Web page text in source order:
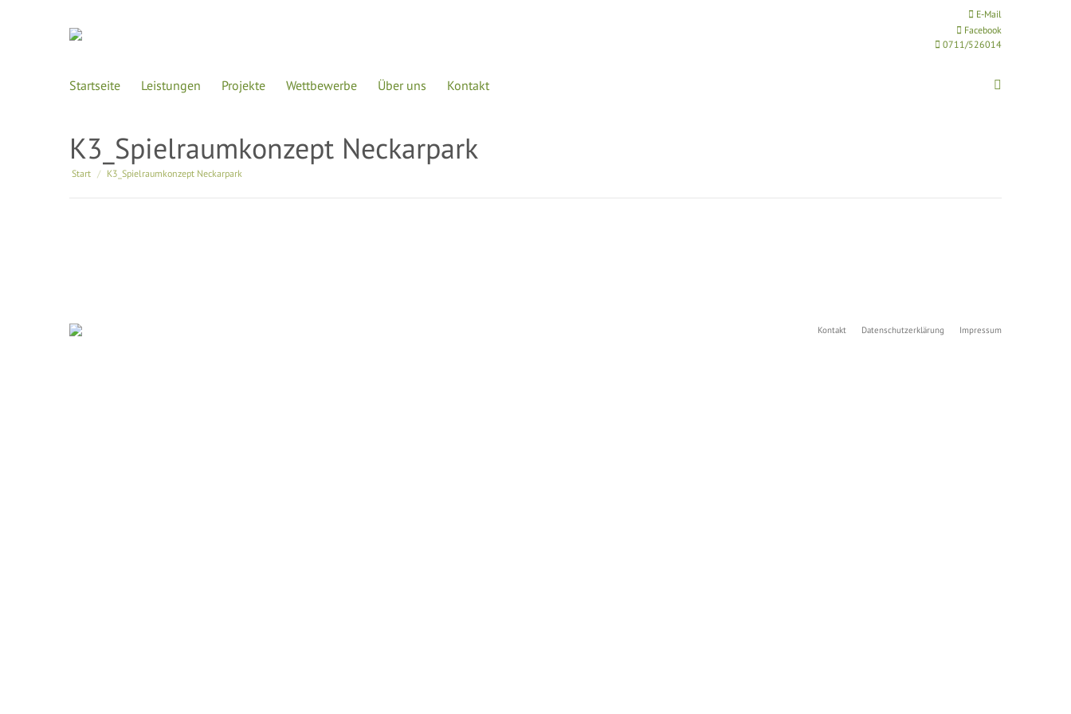
E-Mail
Facebook
0711/526014
Startseite Leistungen Projekte Wettbewerbe Über uns Kontakt Search:
K3_Spielraumkonzept Neckarpark
Sie befinden sich hier:
Start K3_Spielraumkonzept Neckarpark
Kontakt Datenschutzerklärung Impressum
Kontakt Search: